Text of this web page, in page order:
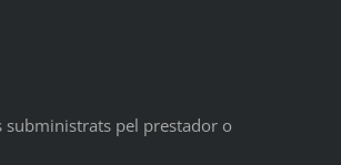
subministrats pel prestador o